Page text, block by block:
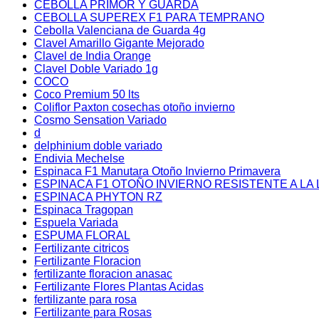
CEBOLLA PRIMOR Y GUARDA
CEBOLLA SUPEREX F1 PARA TEMPRANO
Cebolla Valenciana de Guarda 4g
Clavel Amarillo Gigante Mejorado
Clavel de India Orange
Clavel Doble Variado 1g
COCO
Coco Premium 50 lts
Coliflor Paxton cosechas otoño invierno
Cosmo Sensation Variado
d
delphinium doble variado
Endivia Mechelse
Espinaca F1 Manutara Otoño Invierno Primavera
ESPINACA F1 OTOÑO INVIERNO RESISTENTE A LA
ESPINACA PHYTON RZ
Espinaca Tragopan
Espuela Variada
ESPUMA FLORAL
Fertilizante citricos
Fertilizante Floracion
fertilizante floracion anasac
Fertilizante Flores Plantas Acidas
fertilizante para rosa
Fertilizante para Rosas